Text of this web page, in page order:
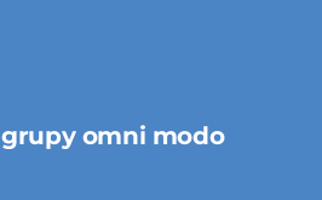
grupy omni modo